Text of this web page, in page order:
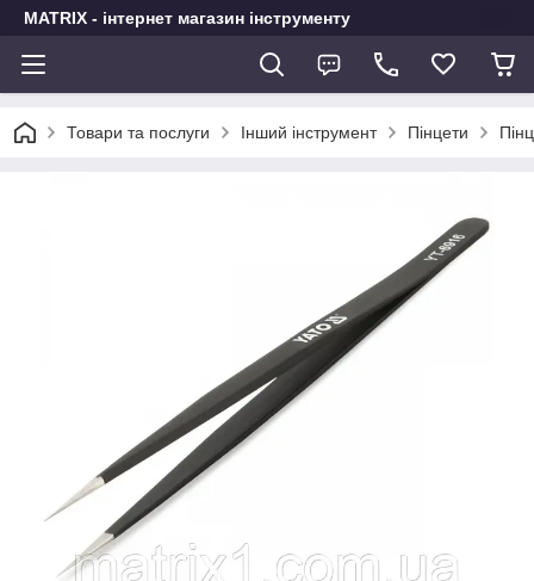
MATRIX - інтернет магазин інструменту
Товари та послуги Інший інструмент Пінцети